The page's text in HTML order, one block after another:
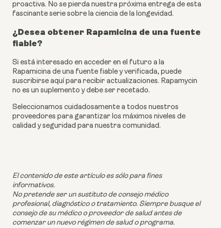
proactiva. No se pierda nuestra próxima entrega de esta
fascinante serie sobre la ciencia de la longevidad.
¿Desea obtener Rapamicina de una fuente
fiable?
Si está interesado en acceder en el futuro a la
Rapamicina de una fuente fiable y verificada, puede
suscribirse aquí para recibir actualizaciones. Rapamycin
no es un suplemento y debe ser recetado.
Seleccionamos cuidadosamente a todos nuestros
proveedores para garantizar los máximos niveles de
calidad y seguridad para nuestra comunidad.
El contenido de este artículo es sólo para fines
informativos.
No pretende ser un sustituto de consejo médico
profesional, diagnóstico o tratamiento. Siempre busque el
consejo de su médico o proveedor de salud antes de
comenzar un nuevo régimen de salud o programa.